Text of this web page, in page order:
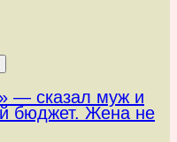
— сказал муж и
бюджет. Жена не